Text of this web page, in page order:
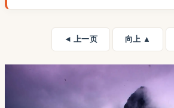
◄ 上一页 向上 ▲